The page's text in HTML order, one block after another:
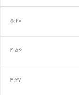
5:20
4:56
4:27